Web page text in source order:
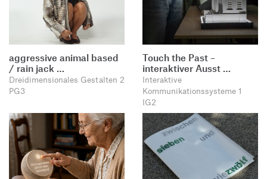
aggressive animal based
/ rain jack …
Dreidimensionales Gestalten 2
PG3
Touch the Past –
interaktiver Ausst …
Interaktive
Kommunikationssysteme 1
IG2